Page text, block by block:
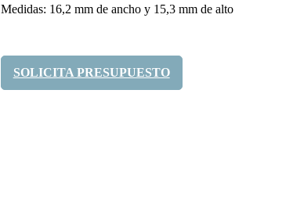
Medidas: 16,2 mm de ancho y 15,3 mm de alto
SOLICITA PRESUPUESTO